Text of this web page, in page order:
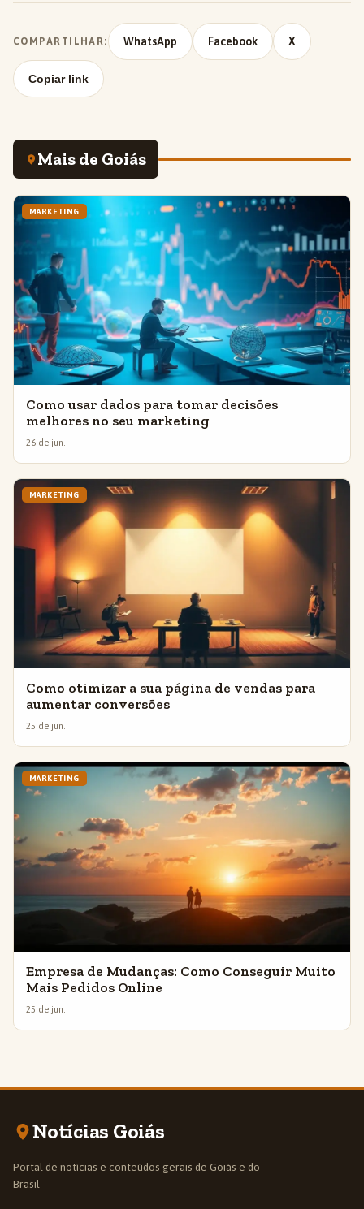
COMPARTILHAR: WhatsApp Facebook X
Copiar link
Mais de Goiás
MARKETING
Como usar dados para tomar decisões
melhores no seu marketing
26 de jun.
MARKETING
Como otimizar a sua página de vendas para
aumentar conversões
25 de jun.
MARKETING
Empresa de Mudanças: Como Conseguir Muito
Mais Pedidos Online
25 de jun.
Notícias Goiás
Portal de notícias e conteúdos gerais de Goiás e do
Brasil